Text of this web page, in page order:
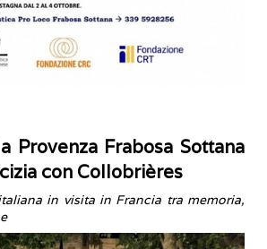
Provenza Frabosa Sottana
con Collobrières
in visita in Francia tra memoria,